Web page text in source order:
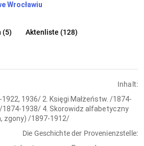
Wrocławiu
(5) Aktenliste (128)
Inhalt:
1936/ 2. Księgi Małżeństw. /1874-
1874-1938/ 4. Skorowidz alfabetyczny
zgony) /1897-1912/
Die Geschichte der Provenienzstelle: